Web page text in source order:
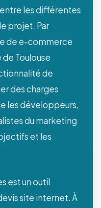
les différentes
projet. Par
de e-commerce
Toulouse
de
des charges
les développeurs,
du marketing
et les
est un outil
site internet. À